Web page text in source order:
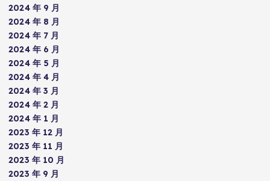
2024 年 9 月
2024 年 8 月
2024 年 7 月
2024 年 6 月
2024 年 5 月
2024 年 4 月
2024 年 3 月
2024 年 2 月
2024 年 1 月
2023 年 12 月
2023 年 11 月
2023 年 10 月
2023 年 9 月